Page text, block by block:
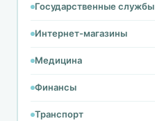
Государственные службы
Интернет-магазины
Медицина
Финансы
Транспорт